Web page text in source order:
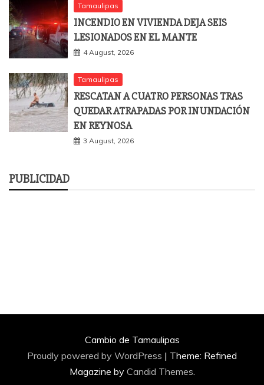
Tamaulipas
INCENDIO EN VIVIENDA DEJA SEIS
LESIONADOS EN EL MANTE
4 August, 2026
Tamaulipas
RESCATAN A CUATRO PERSONAS TRAS
QUEDAR ATRAPADAS POR INUNDACIÓN
EN REYNOSA
3 August, 2026
PUBLICIDAD
Cambio de Tamaulipas
Proudly powered by WordPress | Theme: Refined
Magazine by Candid Themes